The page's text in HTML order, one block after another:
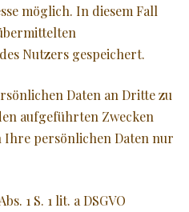
möglich. In diesem Fall
Nutzers gespeichert.
Daten an Dritte zu
aufgeführten Zwecken
persönlichen Daten nur
1 S. 1 lit. a DSGVO